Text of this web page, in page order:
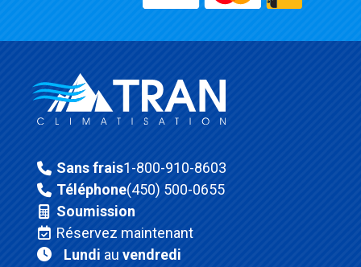
Sans frais1-800-910-8603
Téléphone(450) 500-0655
Soumission
Réservez maintenant
Lundi au vendredi